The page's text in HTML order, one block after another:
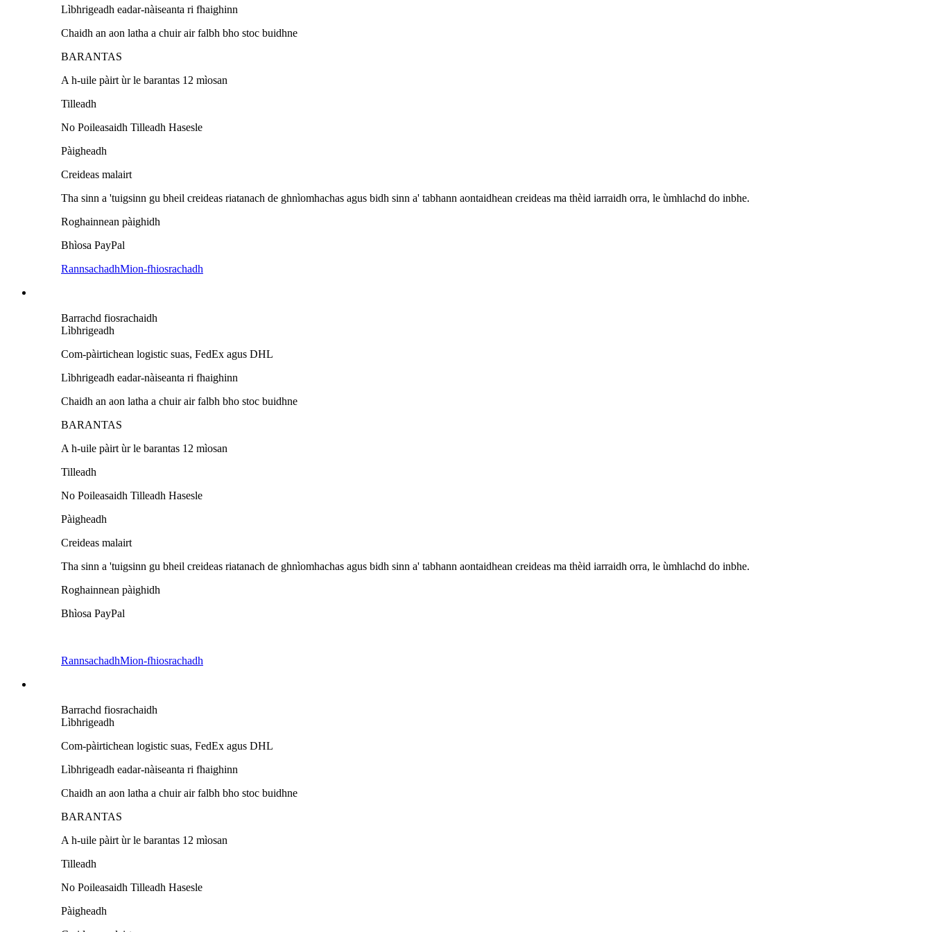
Lìbhrigeadh eadar-nàiseanta ri fhaighinn
Chaidh an aon latha a chuir air falbh bho stoc buidhne
BARANTAS
A h-uile pàirt ùr le barantas 12 mìosan
Tilleadh
No Poileasaidh Tilleadh Hasesle
Pàigheadh
Creideas malairt
Tha sinn a 'tuigsinn gu bheil creideas riatanach de ghnìomhachas agus bidh sinn a' tabhann aontaidhean creideas ma thèid iarraidh orra, le ùmhlachd do inbhe.
Roghainnean pàighidh
Bhìosa PayPal
RannsachadhMion-fhiosrachadh
Barrachd fiosrachaidh
Lìbhrigeadh
Com-pàirtichean logistic suas, FedEx agus DHL
Lìbhrigeadh eadar-nàiseanta ri fhaighinn
Chaidh an aon latha a chuir air falbh bho stoc buidhne
BARANTAS
A h-uile pàirt ùr le barantas 12 mìosan
Tilleadh
No Poileasaidh Tilleadh Hasesle
Pàigheadh
Creideas malairt
Tha sinn a 'tuigsinn gu bheil creideas riatanach de ghnìomhachas agus bidh sinn a' tabhann aontaidhean creideas ma thèid iarraidh orra, le ùmhlachd do inbhe.
Roghainnean pàighidh
Bhìosa PayPal
RannsachadhMion-fhiosrachadh
Barrachd fiosrachaidh
Lìbhrigeadh
Com-pàirtichean logistic suas, FedEx agus DHL
Lìbhrigeadh eadar-nàiseanta ri fhaighinn
Chaidh an aon latha a chuir air falbh bho stoc buidhne
BARANTAS
A h-uile pàirt ùr le barantas 12 mìosan
Tilleadh
No Poileasaidh Tilleadh Hasesle
Pàigheadh